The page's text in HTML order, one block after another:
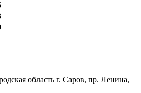
область г. Саров, пр. Ленина,